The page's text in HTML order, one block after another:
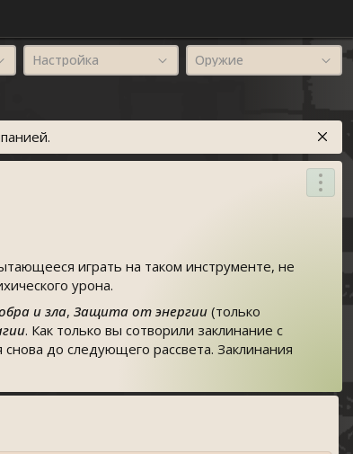
Настройка Оружие
играть на таком инструменте, не
урона.
и зла, Защита от энергии (только
. Как только вы сотворили заклинание с
до следующего рассвета. Заклинания